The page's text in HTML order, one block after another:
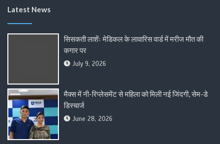
Latest News
सिसकती लाशेंः मेडिकल के लावारिस वार्ड में मरीज मौत की
कगार पर
July 9, 2026
मैक्स में नी-रिप्लेसमेंट से महिला को मिली नई जिंदगी, सेम-डे
डिस्चार्ज
June 28, 2026